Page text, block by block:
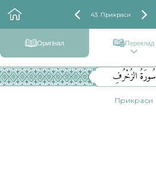
43. Прикраси
Оригінал Переклад
سُورَةُ الزُخْرُفِ
Прикраси